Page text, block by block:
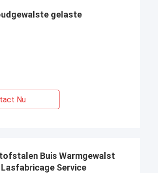
gelaste
Nu
Buis Warmgewalst
Service